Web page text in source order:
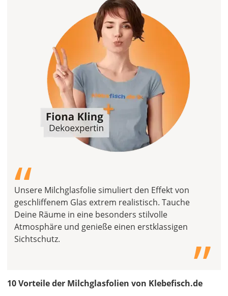
“
Unsere Milchglasfolie simuliert den Effekt von
geschliffenem Glas extrem realistisch. Tauche
Deine Räume in eine besonders stilvolle
Atmosphäre und genieße einen erstklassigen
Sichtschutz.
„
10 Vorteile der Milchglasfolien von Klebefisch.de